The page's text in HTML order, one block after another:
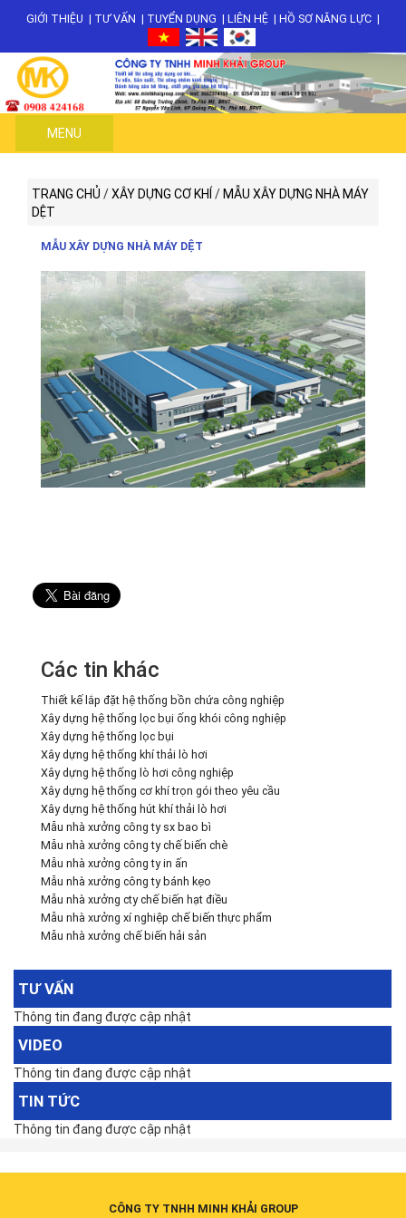
GIỚI THIỆU | TƯ VẤN | TUYỂN DỤNG | LIÊN HỆ | HỒ SƠ NĂNG LỰC |
MENU
TRANG CHỦ /XÂY DỰNG CƠ KHÍ / MẪU XÂY DỰNG NHÀ MÁY
DỆT
MẪU XÂY DỰNG NHÀ MÁY DỆT
Các tin khác
Thiết kế lắp đặt hệ thống bồn chứa công nghiệp
Xây dựng hệ thống lọc bụi ống khói công nghiệp
Xây dựng hệ thống lọc bụi
Xây dựng hệ thống khí thải lò hơi
Xây dựng hệ thống lò hơi công nghiệp
Xây dựng hệ thống cơ khí trọn gói theo yêu cầu
Xây dựng hệ thống hút khí thải lò hơi
Mẫu nhà xưởng công ty sx bao bì
Mẫu nhà xưởng công ty chế biến chè
Mẫu nhà xưởng công ty in ấn
Mẫu nhà xưởng công ty bánh kẹo
Mẫu nhà xưởng cty chế biến hạt điều
Mẫu nhà xưởng xí nghiệp chế biến thực phẩm
Mẫu nhà xưởng chế biến hải sản
TƯ VẤN
Thông tin đang được cập nhật
VIDEO
Thông tin đang được cập nhật
TIN TỨC
Thông tin đang được cập nhật
CÔNG TY TNHH MINH KHẢI GROUP